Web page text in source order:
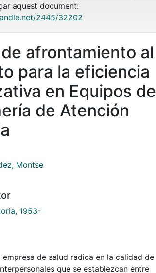
aquest document:
2445/32202
afrontamiento al
para la eficiencia
en Equipos de
de Atención
Montse
1953-
empresa de salud radica en la calidad de
que se establezcan entre